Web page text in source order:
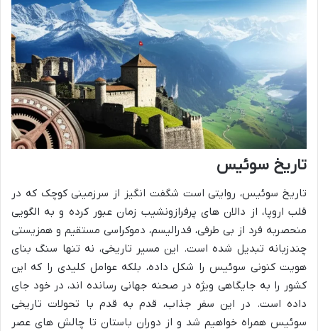
تاریخ سوئیس
تاریخ سوئیس، روایتی است شگفت انگیز از سرزمینی کوچک که در
قلب اروپا، از دالان های پرفرازونشیب زمان عبور کرده و به الگویی
منحصربه فرد از بی طرفی، فدرالیسم، دموکراسی مستقیم و همزیستی
چندزبانه تبدیل شده است. این مسیر تاریخی، نه تنها سنگ بنای
هویت کنونی سوئیس را شکل داده، بلکه عوامل کلیدی را که این
کشور را به جایگاهی ویژه در صحنه جهانی رسانده اند، در خود جای
داده است. در این سفر جذاب، قدم به قدم با تحولات تاریخی
سوئیس همراه خواهیم شد و از دوران باستان تا چالش های عصر